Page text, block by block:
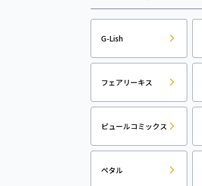
G-Lish
フェアリーキス
ピュールコミックス
ペタル